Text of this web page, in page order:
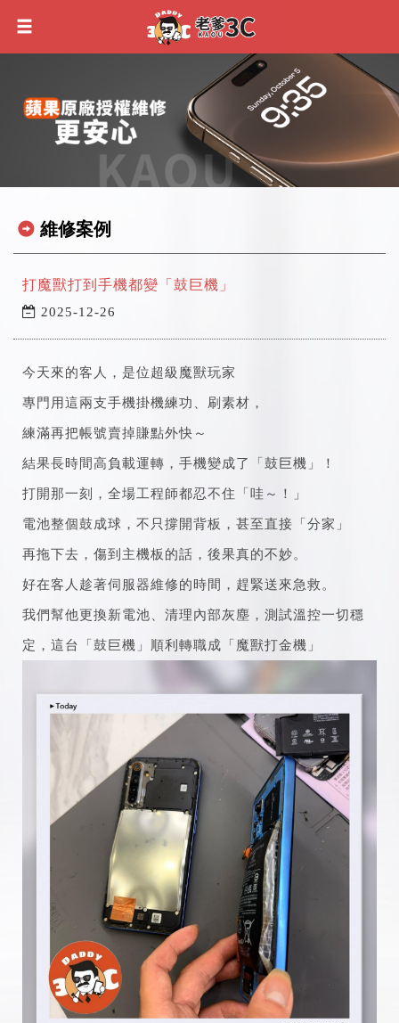
維修案例
打魔獸打到手機都變「鼓巨機」
2025-12-26
今天來的客人，是位超級魔獸玩家
專門用這兩支手機掛機練功、刷素材，
練滿再把帳號賣掉賺點外快～
結果長時間高負載運轉，手機變成了「鼓巨機」！
打開那一刻，全場工程師都忍不住「哇～！」
電池整個鼓成球，不只撐開背板，甚至直接「分家」
再拖下去，傷到主機板的話，後果真的不妙。
好在客人趁著伺服器維修的時間，趕緊送來急救。
我們幫他更換新電池、清理內部灰塵，測試溫控一切穩
定，這台「鼓巨機」順利轉職成「魔獸打金機」